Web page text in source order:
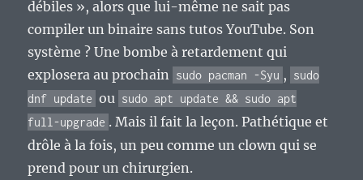
débiles », alors que lui-même ne sait pas
compiler un binaire sans tutos YouTube. Son
système ? Une bombe à retardement qui
explosera au prochain sudo pacman -Syu , sudo
dnf update ou sudo apt update && sudo apt
full-upgrade . Mais il fait la leçon. Pathétique et
drôle à la fois, un peu comme un clown qui se
prend pour un chirurgien.